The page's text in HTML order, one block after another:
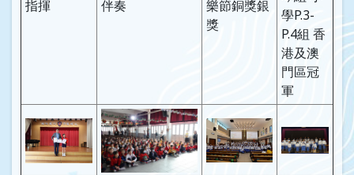
指揮
伴奏
樂節銅獎銀
獎
學P.3-
P.4組 香
港及澳
門區冠
軍